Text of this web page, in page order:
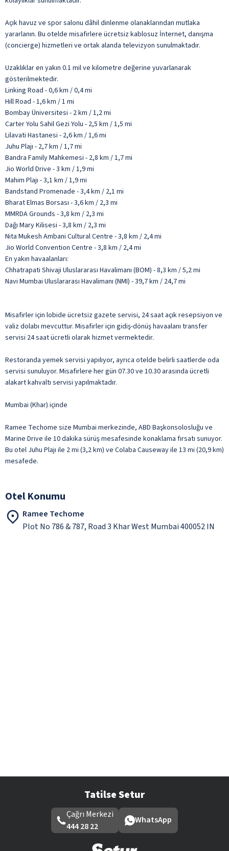
Açık havuz ve spor salonu dâhil dinlenme olanaklarından mutlaka
yararlanın. Bu otelde misafirlere ücretsiz kablosuz İnternet, danışma
(concierge) hizmetleri ve ortak alanda televizyon sunulmaktadır.
Uzaklıklar en yakın 0.1 mil ve kilometre değerine yuvarlanarak
gösterilmektedir.
Linking Road - 0,6 km / 0,4 mi
Hill Road - 1,6 km / 1 mi
Bombay Üniversitesi - 2 km / 1,2 mi
Carter Yolu Sahil Gezi Yolu - 2,5 km / 1,5 mi
Lilavati Hastanesi - 2,6 km / 1,6 mi
Juhu Plajı - 2,7 km / 1,7 mi
Bandra Family Mahkemesi - 2,8 km / 1,7 mi
Jio World Drive - 3 km / 1,9 mi
Mahim Plajı - 3,1 km / 1,9 mi
Bandstand Promenade - 3,4 km / 2,1 mi
Bharat Elmas Borsası - 3,6 km / 2,3 mi
MMRDA Grounds - 3,8 km / 2,3 mi
Dağı Mary Kilisesi - 3,8 km / 2,3 mi
Nita Mukesh Ambani Cultural Centre - 3,8 km / 2,4 mi
Jio World Convention Centre - 3,8 km / 2,4 mi
En yakın havaalanları:
Chhatrapati Shivaji Uluslararası Havalimanı (BOM) - 8,3 km / 5,2 mi
Navi Mumbai Uluslararası Havalimanı (NMI) - 39,7 km / 24,7 mi
Misafirler için lobide ücretsiz gazete servisi, 24 saat açık resepsiyon ve
valiz dolabı mevcuttur. Misafirler için gidiş-dönüş havaalanı transfer
servisi 24 saat ücretli olarak hizmet vermektedir.
Restoranda yemek servisi yapılıyor, ayrıca otelde belirli saatlerde oda
servisi sunuluyor. Misafirlere her gün 07.30 ve 10.30 arasında ücretli
alakart kahvaltı servisi yapılmaktadır.
Mumbai (Khar) içinde
Ramee Techome size Mumbai merkezinde, ABD Başkonsolosluğu ve
Marine Drive ile 10 dakika sürüş mesafesinde konaklama fırsatı sunuyor.
Bu otel Juhu Plajı ile 2 mi (3,2 km) ve Colaba Causeway ile 13 mi (20,9 km)
mesafede.
Otel Konumu
Ramee Techome
Plot No 786 & 787, Road 3 Khar West Mumbai 400052 IN
Tatilse Setur
Çağrı Merkezi
444 28 22
WhatsApp